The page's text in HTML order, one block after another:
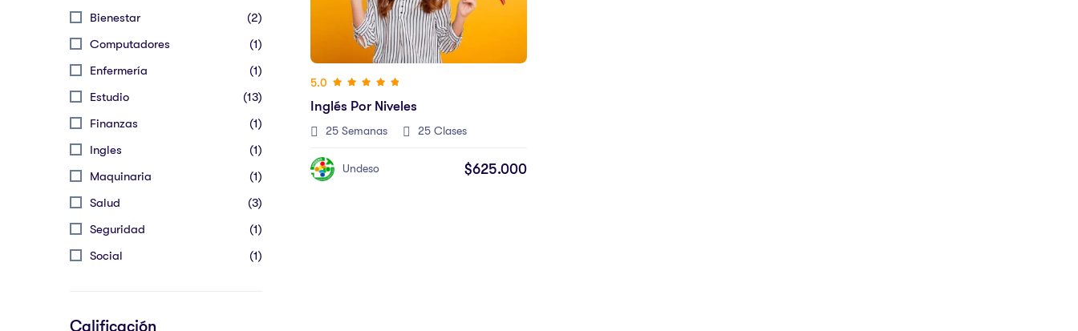
Bienestar
(2)
Computadores
(1)
Enfermería
(1)
Estudio
(13)
Finanzas
(1)
Ingles
(1)
Maquinaria
(1)
Salud
(3)
Seguridad
(1)
Social
(1)
Calificación
5.0
Inglés Por Niveles
25 Semanas 25 Clases
Undeso $625.000